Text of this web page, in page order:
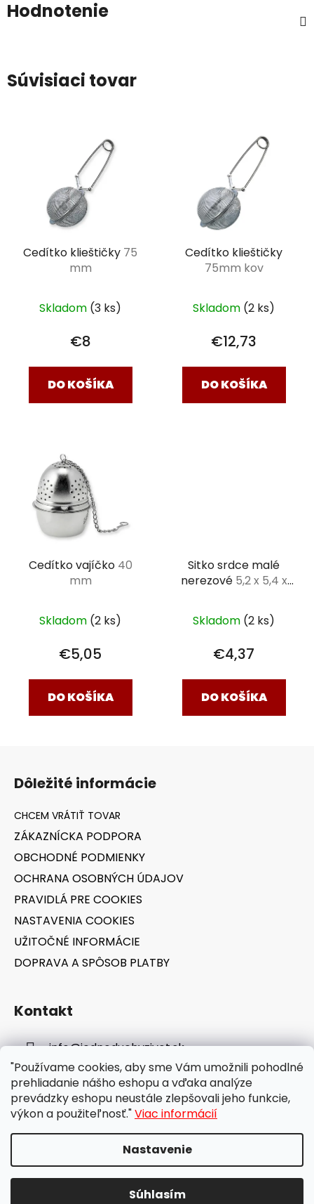
"Používame cookies, aby sme Vám umožnili pohodlné
prehliadanie nášho eshopu a vďaka analýze
prevádzky eshopu neustále zlepšovali jeho funkcie,
výkon a použiteľnosť."Viac informácií
Nastavenie
Súhlasím
Hodnotenie
Súvisiaci tovar
Cedítko klieštičky 75
mm
Skladom (3 ks)
€8
DO KOŠÍKA
Cedítko klieštičky
75mm kov
Skladom (2 ks)
€12,73
DO KOŠÍKA
Cedítko vajíčko 40
mm
Skladom (2 ks)
€5,05
DO KOŠÍKA
Sitko srdce malé
nerezové 5,2 x 5,4 x
Skladom (2 ks)
€4,37
DO KOŠÍKA
Dôležité informácie
ZÁKAZNÍCKA PODPORA
OBCHODNÉ PODMIENKY
OCHRANA OSOBNÝCH ÚDAJOV
PRAVIDLÁ PRE COOKIES
NASTAVENIA COOKIES
UŽITOČNÉ INFORMÁCIE
DOPRAVA A SPÔSOB PLATBY
Kontakt
info@jednoduchyzivot.sk
E-shop: 0948 647 767
Vytvoril Shoptet
jednoduchyzivot.sk